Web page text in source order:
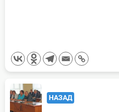
<span
class="nav-НАЗАД